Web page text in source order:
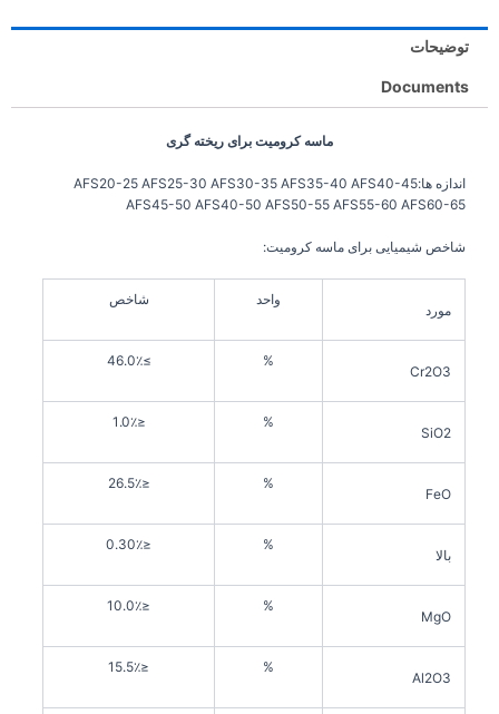
توضیحات
Documents
ماسه کرومیت برای ریخته گری
اندازه ها:AFS20-25 AFS25-30 AFS30-35 AFS35-40 AFS40-45
AFS45-50 AFS40-50 AFS50-55 AFS55-60 AFS60-65
شاخص شیمیایی برای ماسه کرومیت:
مورد
واحد شاخص
Cr2O3
% ≥46.0٪
SiO2
% ≤1.0٪
FeO
% ≤26.5٪
بالا
% ≤0.30٪
MgO
% ≤10.0٪
Al2O3
% ≤15.5٪